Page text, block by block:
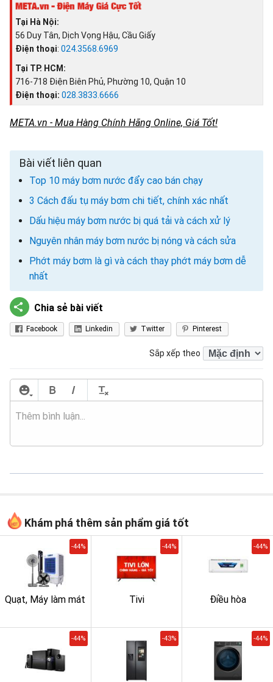
Tại Hà Nội:
56 Duy Tân, Dịch Vọng Hậu, Cầu Giấy
Điện thoại: 024.3568.6969
Tại TP. HCM:
716-718 Điện Biên Phủ, Phường 10, Quận 10
Điện thoại: 028.3833.6666
META.vn - Mua Hàng Chính Hãng Online, Giá Tốt!
Bài viết liên quan
Top 10 máy bơm nước đẩy cao bán chạy
3 Cách đấu tụ máy bơm chi tiết, chính xác nhất
Dấu hiệu máy bơm nước bị quá tải và cách xử lý
Nguyên nhân máy bơm nước bị nóng và cách sửa
Phớt máy bơm là gì và cách thay phớt máy bơm dễ
nhất
Chia sẻ bài viết
Facebook Linkedin Twitter Pinterest
Sắp xếp theo
Khám phá thêm sản phẩm giá tốt
Quạt, Máy làm mát
-44%
Tivi
-44%
Điều hòa
-44%
-44% -43% -44%